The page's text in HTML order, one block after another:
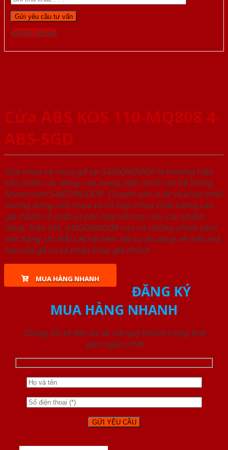
Gọi 0976.169.864
Cửa ABS KOS 110-MQ808 4-
ABS-SGD
Cửa nhựa và nhựa gỗ tại SAIGONDOOR là thương hiệu
sản phẩm các dòng cửa trong một chuỗi các hệ thống
Showroom SAIGONDOOR. Chuyên sản xuất và phân phối
những dòng cửa nhựa và hỗ hợp nhựa chất lượng cao,
giá thành rẻ nhất và phù hợp với mọi nhu cầu khách
hàng. Trên hết, SAIGONDOOR còn có những chính sách
bán hàng ƯU ĐÃI CAO đi kèm với sự đa dạng về mẫu mã,
loại cửa gỗ và cả phân khúc giá thành.
MUA HÀNG NHANH
ĐĂNG KÝ
MUA HÀNG NHANH
Chúng tôi sẽ liên lạc lại với quý khách trong thời
gian ngắn nhất